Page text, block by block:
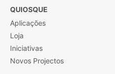
QUIOSQUE
Aplicações
Loja
Iniciativas
Novos Projectos